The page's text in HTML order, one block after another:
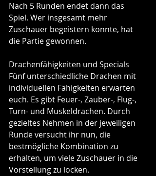
Nach 5 Runden endet dann das
Spiel. Wer insgesamt mehr
Zuschauer begeistern konnte, hat
die Partie gewonnen.
Drachenfähigkeiten und Specials
Fünf unterschiedliche Drachen mit
individuellen Fähigkeiten erwarten
euch. Es gibt Feuer-, Zauber-, Flug-,
Turn- und Muskeldrachen. Durch
gezieltes Nehmen in der jeweiligen
Runde versucht ihr nun, die
bestmögliche Kombination zu
erhalten, um viele Zuschauer in die
Vorstellung zu locken.